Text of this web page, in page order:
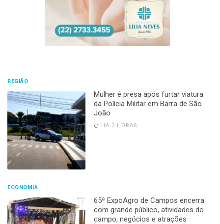
REGIÃO
Mulher é presa após furtar viatura
da Polícia Militar em Barra de São
João
HÁ 2 HORAS
ECONOMIA
65ª ExpoAgro de Campos encerra
com grande público, atividades do
campo, negócios e atrações